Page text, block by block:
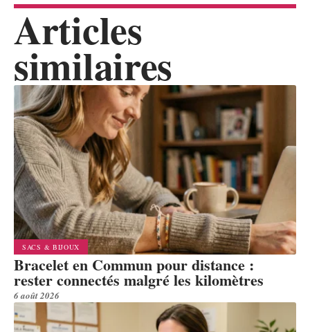
Articles
similaires
SACS & BIJOUX
Bracelet en Commun pour distance :
rester connectés malgré les kilomètres
6 août 2026